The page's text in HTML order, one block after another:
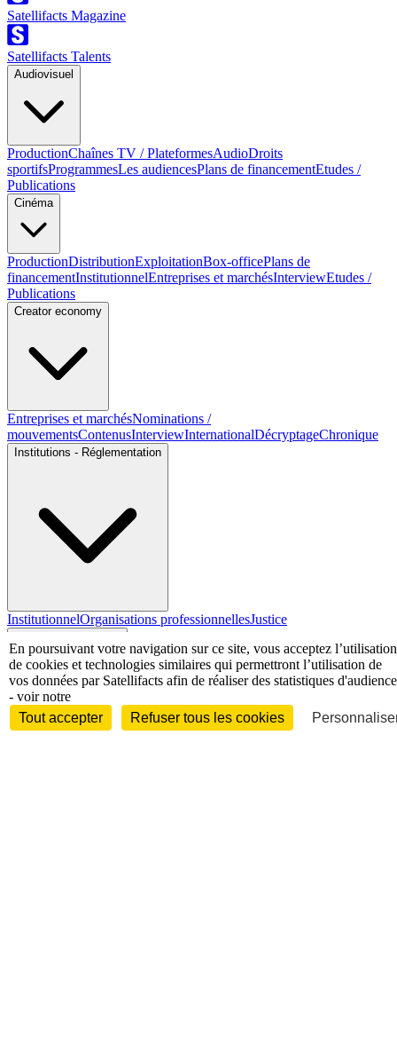
Satellifacts Magazine
Satellifacts Talents
Audiovisuel
ProductionChaînes TV / PlateformesAudioDroits
sportifsProgrammesLes audiencesPlans de financementEtudes /
Publications
Cinéma
ProductionDistributionExploitationBox-officePlans de
financementInstitutionnelEntreprises et marchésInterviewEtudes /
Publications
Creator economy
Entreprises et marchésNominations /
mouvementsContenusInterviewInternationalDécryptageChronique
Institutions - Réglementation
InstitutionnelOrganisations professionnellesJustice
En poursuivant votre navigation sur ce site, vous acceptez l’utilisation
de cookies et technologies similaires qui permettront l’utilisation de
vos données par Satellifacts afin de réaliser des statistiques d'audience
- voir notre
Tout accepter
Refuser tous les cookies